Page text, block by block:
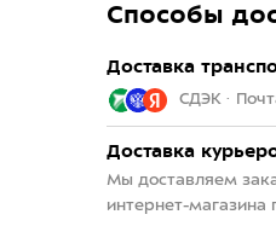
Способы
Доставка
СДЭК ·
Доставка
Мы доставляем
интернет-магазина